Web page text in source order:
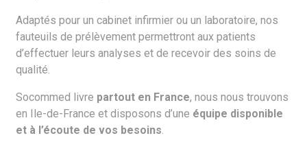
Adaptés pour un cabinet infirmier ou un laboratoire, nos
fauteuils de prélèvement permettront aux patients
d’effectuer leurs analyses et de recevoir des soins de
qualité.
Socommed livre partout en France, nous nous trouvons
en Ile-de-France et disposons d’une équipe disponible
et à l’écoute de vos besoins.